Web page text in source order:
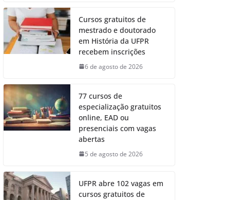
Cursos gratuitos de
mestrado e doutorado
em História da UFPR
recebem inscrições
6 de agosto de 2026
77 cursos de
especialização gratuitos
online, EAD ou
presenciais com vagas
abertas
5 de agosto de 2026
UFPR abre 102 vagas em
cursos gratuitos de